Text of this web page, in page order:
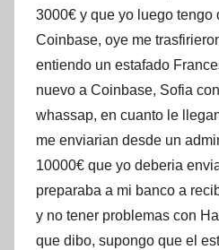
3000€ y que yo luego tengo
Coinbase, oye me
entiendo un estafado
nuevo a Coinbase, Sofia
whassap, en cuanto le
me enviarian desde un
10000€ que yo deberia
preparaba a mi banco a
y no tener problemas con
que dibo, supongo que el